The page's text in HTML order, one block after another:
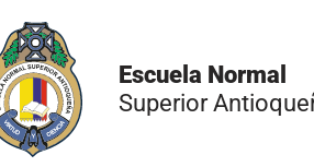
Escuela Normal
Superior